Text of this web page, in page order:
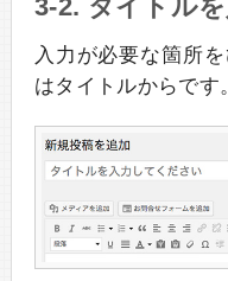
3-2. タイトル
入力が必要な箇所
はタイトルからです。